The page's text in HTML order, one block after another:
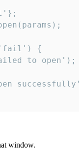
'fail') {
to open');
window.